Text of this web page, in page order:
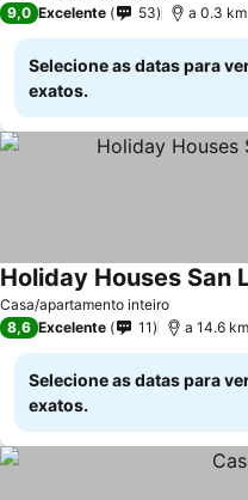
9,0 Excelente 53 a 0.3
Selecione as datas para
exatos.
Casa/apartamento inteiro
Holiday Houses San
8,6 Excelente 11 a 14.6
Selecione as datas para
exatos.